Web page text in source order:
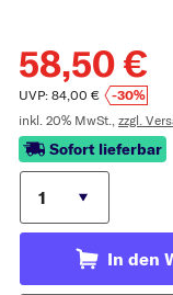
58,50 €
UVP: 84,00 €
-30%
inkl. 20% MwSt., zzgl.
Sofort lieferbar
In den